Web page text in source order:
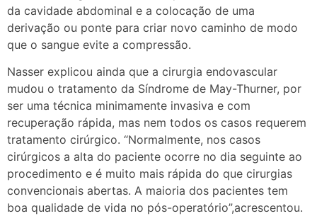
da cavidade abdominal e a colocação de uma
derivação ou ponte para criar novo caminho de modo
que o sangue evite a compressão.
Nasser explicou ainda que a cirurgia endovascular
mudou o tratamento da Síndrome de May-Thurner, por
ser uma técnica minimamente invasiva e com
recuperação rápida, mas nem todos os casos requerem
tratamento cirúrgico. “Normalmente, nos casos
cirúrgicos a alta do paciente ocorre no dia seguinte ao
procedimento e é muito mais rápida do que cirurgias
convencionais abertas. A maioria dos pacientes tem
boa qualidade de vida no pós-operatório”,acrescentou.